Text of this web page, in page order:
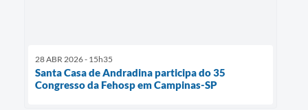
28 ABR 2026 - 15h35
Santa Casa de Andradina participa do 35
Congresso da Fehosp em Campinas-SP